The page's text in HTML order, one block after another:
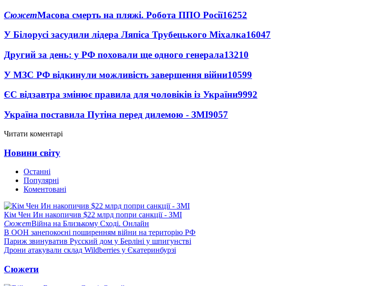
СюжетМасова смерть на пляжі. Робота ППО Росії16252
У Білорусі засудили лідера Ляпіса Трубецького Міхалка16047
Другий за день: у РФ поховали ще одного генерала13210
У МЗС РФ відкинули можливість завершення війни10599
ЄС відзавтра змінює правила для чоловіків із України9992
Україна поставила Путіна перед дилемою - ЗМІ9057
Читати коментарі
Новини світу
Останні
Популярні
Коментовані
Кім Чен Ин накопичив $22 млрд попри санкції - ЗМІ
СюжетВійна на Близькому Сході. Онлайн
В ООН занепокоєні поширенням війни на територію РФ
Париж звинуватив Русский дом у Берліні у шпигунстві
Дрони атакували склад Wildberries у Єкатеринбурзі
Сюжети